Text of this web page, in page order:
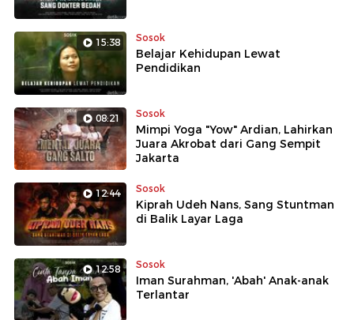
15:38 Sosok
Belajar Kehidupan Lewat
Pendidikan
08:21 Sosok
Mimpi Yoga "Yow" Ardian, Lahirkan
Juara Akrobat dari Gang Sempit
Jakarta
12:44 Sosok
Kiprah Udeh Nans, Sang Stuntman
di Balik Layar Laga
12:58 Sosok
Iman Surahman, 'Abah' Anak-anak
Terlantar